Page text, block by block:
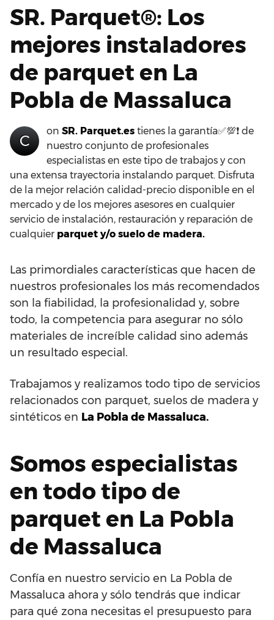
SR. Parquet®: Los
mejores instaladores
de parquet en La
Pobla de Massaluca
C
on SR. Parquet.es tienes la garantía✅💯❗ de
nuestro conjunto de profesionales
especialistas en este tipo de trabajos y con
una extensa trayectoria instalando parquet. Disfruta
de la mejor relación calidad-precio disponible en el
mercado y de los mejores asesores en cualquier
servicio de instalación, restauración y reparación de
cualquier parquet y/o suelo de madera.
Las primordiales características que hacen de
nuestros profesionales los más recomendados
son la fiabilidad, la profesionalidad y, sobre
todo, la competencia para asegurar no sólo
materiales de increíble calidad sino además
un resultado especial.
Trabajamos y realizamos todo tipo de servicios
relacionados con parquet, suelos de madera y
sintéticos en La Pobla de Massaluca.
Somos especialistas
en todo tipo de
parquet en La Pobla
de Massaluca
Confía en nuestro servicio en La Pobla de
Massaluca ahora y sólo tendrás que indicar
para qué zona necesitas el presupuesto para